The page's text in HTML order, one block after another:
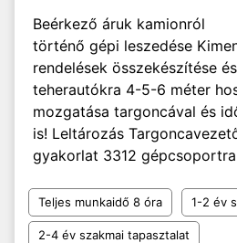
Beérkező áruk kamionról
történő gépi leszedése
rendelések összekészítése
teherautókra 4-5-6 méter
mozgatása targoncával és
is! Leltározás
gyakorlat 3312
Teljes munkaidő 8 óra 1-2 év
2-4 év szakmai tapasztalat